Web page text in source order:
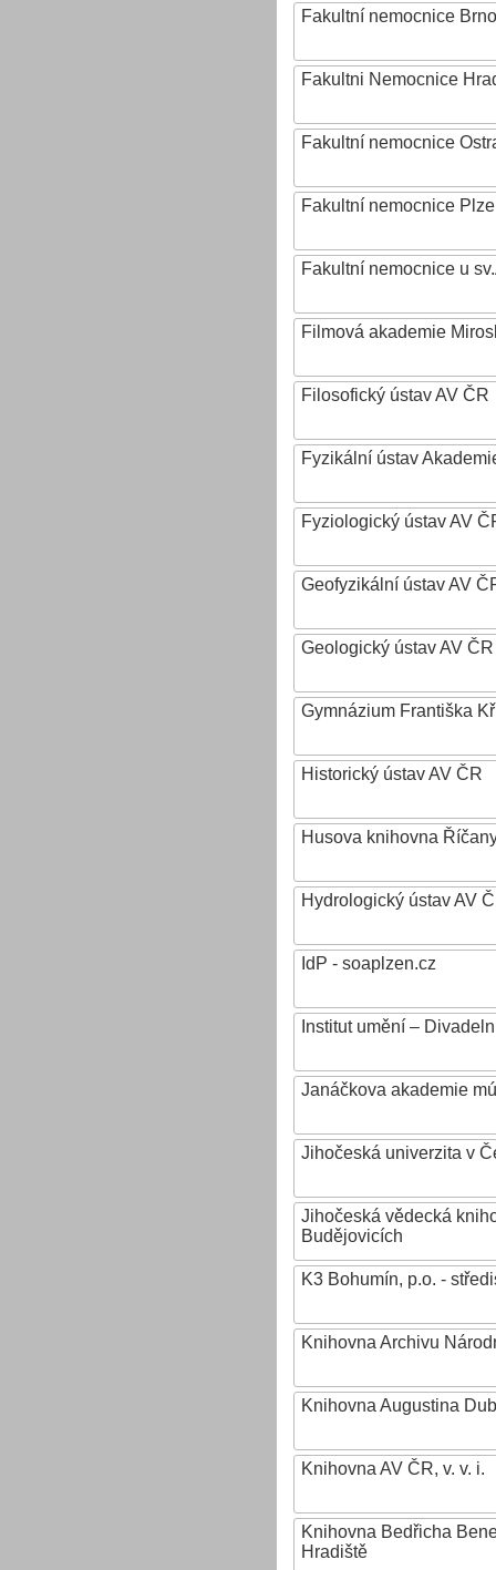
Fakultní nemocnice Brno
Fakultni Nemocnice
Fakultní nemocnice
Fakultní nemocnice
Fakultní nemocnice u
Filmová akademie
Filosofický ústav AV ČR
Fyzikální ústav
Fyziologický ústav AV
Geofyzikální ústav AV
Geologický ústav AV ČR
Gymnázium Františka
Historický ústav AV ČR
Husova knihovna
Hydrologický ústav AV
IdP - soaplzen.cz
Institut umění –
Janáčkova akademie
Jihočeská univerzita v
Jihočeská vědecká
Budějovicích
K3 Bohumín, p.o. -
Knihovna Archivu
Knihovna Augustina
Knihovna AV ČR, v. v. i.
Knihovna Bedřicha
Hradiště